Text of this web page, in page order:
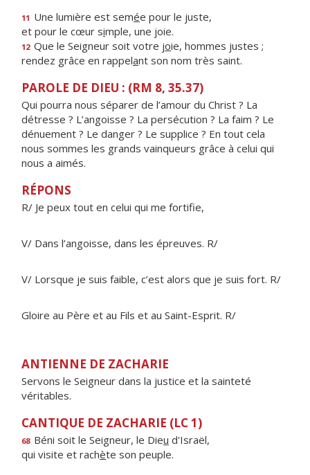
11 Une lumière est semée pour le juste,
et pour le cœur simple, une joie.
12 Que le Seigneur soit votre joie, hommes justes ;
rendez grâce en rappelant son nom très saint.
PAROLE DE DIEU : (RM 8, 35.37)
Qui pourra nous séparer de l’amour du Christ ? La
détresse ? L’angoisse ? La persécution ? La faim ? Le
dénuement ? Le danger ? Le supplice ? En tout cela
nous sommes les grands vainqueurs grâce à celui qui
nous a aimés.
RÉPONS
R/ Je peux tout en celui qui me fortifie,
V/ Dans l’angoisse, dans les épreuves. R/
V/ Lorsque je suis faible, c’est alors que je suis fort. R/
Gloire au Père et au Fils et au Saint-Esprit. R/
ANTIENNE DE ZACHARIE
Servons le Seigneur dans la justice et la sainteté
véritables.
CANTIQUE DE ZACHARIE (LC 1)
68 Béni soit le Seigneur, le Dieu d'Israël,
qui visite et rachète son peuple.